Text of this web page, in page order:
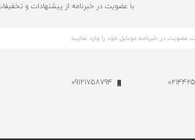
با عضویت در خبرنامه از پیشنهادات و
09121758794